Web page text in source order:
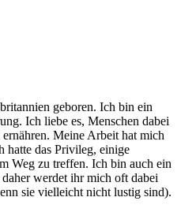
geboren. Ich bin ein
Ich liebe es, Menschen dabei
Meine Arbeit hat mich
hatte das Privileg, einige
Weg zu treffen. Ich bin auch ein
werdet ihr mich oft dabei
sie vielleicht nicht lustig sind).